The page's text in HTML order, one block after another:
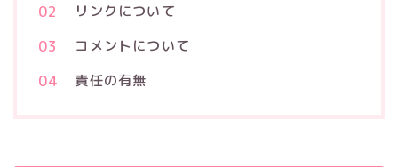
仕事の依頼
お問い合わせ
リンクについて
コメントについて
責任の有無